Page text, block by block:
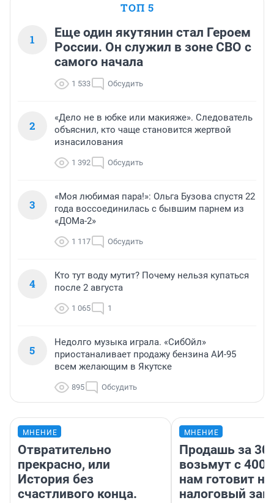
ТОП 5
1
Еще один якутянин стал Героем
России. Он служил в зоне СВО с
самого начала
1 533 Обсудить
2
«Дело не в юбке или макияже». Следователь
объяснил, кто чаще становится жертвой
изнасилования
1 392 Обсудить
3
«Моя любимая пара!»: Ольга Бузова спустя 22
года воссоединилась с бывшим парнем из
«ДОМа-2»
1 117 Обсудить
4
Кто тут воду мутит? Почему нельзя купаться
после 2 августа
1 065 1
5
Недолго музыка играла. «СибОйл»
приостаналивает продажу бензина АИ-95
всем желающим в Якутске
895 Обсудить
МНЕНИЕ
Отвратительно
прекрасно, или
История без
счастливого конца.
МНЕНИЕ
Продашь за
возьмут с
нам готовит
налоговый